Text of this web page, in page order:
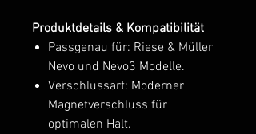
Produktdetails & Kompatibilität
Passgenau für: Riese & Müller
Nevo und Nevo3 Modelle.
Verschlussart: Moderner
Magnetverschluss für
optimalen Halt.